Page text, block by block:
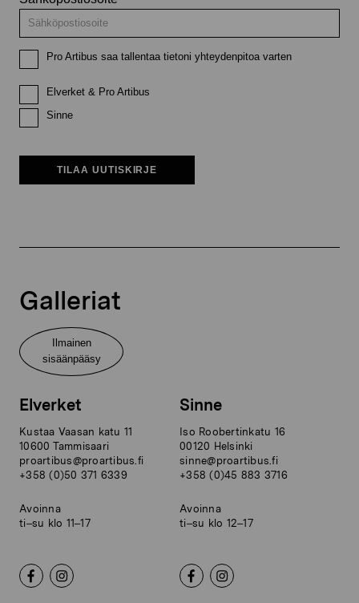
Pro Artibus saa tallentaa tietoni yhteydenpitoa varten
Elverket & Pro Artibus
Sinne
TILAA UUTISKIRJE
Galleriat
Ilmainen
sisäänpääsy
Elverket
Kustaa Vaasan katu 11
10600 Tammisaari
proartibus@proartibus.fi
+358 (0)50 371 6339
Avoinna
ti–su klo 11–17
Sinne
Iso Roobertinkatu 16
00120 Helsinki
sinne@proartibus.fi
+358 (0)45 883 3716
Avoinna
ti–su klo 12–17